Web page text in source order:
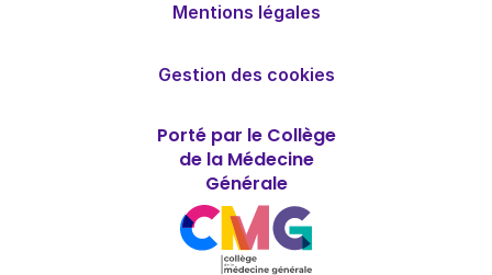
Mentions légales
Gestion des cookies
Porté par le Collège
de la Médecine
Générale